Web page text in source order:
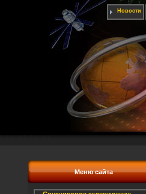
Новости
Меню сайта